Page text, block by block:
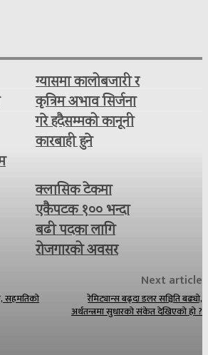
ग्यासमा कालोबजारी र
कृत्रिम अभाव सिर्जना
गरे हदैसम्मको कानूनी
कारबाही हुने
क्लासिक टेकमा
एकैपटक १०० भन्दा
बढी पदका लागि
रोजगारको अवसर
सहमतिको
Next article
रेमिट्यान्स बढ्दा डलर सञ्चिति बढ्यो,
अर्थतन्त्रमा सुधारको संकेत देखिएको हो ?